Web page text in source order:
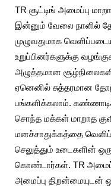
TR சூட்டிங் அமைப்பு
இன்னும் வேலை நாளில்
முழுவதுமாக
உறுப்பினர்களுக்கு
அழுத்தமான
ஏனெனில் சுத்தரமான
பங்களிக்கலாம்.
சொந்த மக்கள் மாறாத
மனச்சாதுக்கத்தை
செலுத்தும் உடைகளின்
கொண்டார்கள். TR
அமைப்பு திறன்மையுடன்